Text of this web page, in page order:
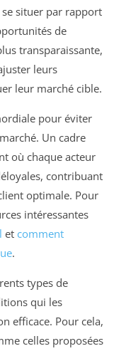
situer par rapport
de
transparaissante,
leurs
leur marché cible.
pour éviter
Un cadre
où chaque acteur
contribuant
optimale. Pour
intéressantes
et comment
.
types de
qui les
efficace. Pour cela,
celles proposées